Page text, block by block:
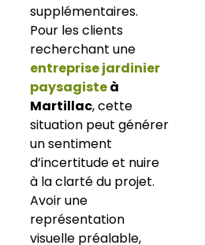
supplémentaires.
Pour les clients
recherchant une
entreprise jardinier
paysagisteà
Martillac, cette
situation peut générer
un sentiment
d’incertitude et nuire
à la clarté du projet.
Avoir une
représentation
visuelle préalable,